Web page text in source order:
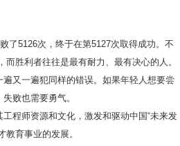
了5126次，终于在第5127次取得成功。不
胜利者往往是最有耐力、最有决心的人。
又一遍犯同样的错误。如果年轻人想要尝
败也需要勇气。
程师资源和文化，激发和驱动中国“未来发
育事业的发展。